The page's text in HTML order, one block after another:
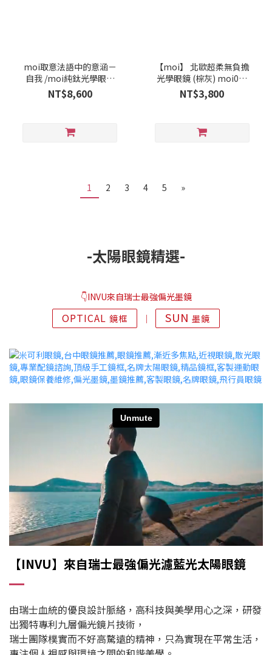
moi取意法語中的意涵－
自我 /moi純鈦光學眼鏡
(玫瑰金) T002_01
NT$8,600
【moi】 北歐超柔無負擔
光學眼鏡 (棕灰) moi03-
02
NT$3,800
1 2 3 4 5 »
-太陽眼鏡精選-
👇INVU來自瑞士最強偏光墨鏡
OPTICAL 鏡框 │ SUN墨鏡
【INVU】來自瑞士最強偏光濾藍光太陽眼鏡
由瑞士血統的優良設計脈絡，高科技與美學用心之深，研發
出獨特專利九層偏光鏡片技術，
瑞士團隊樸實而不好高騖遠的精神，只為實現在平常生活，